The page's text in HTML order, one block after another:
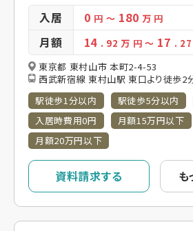
入居 0 円 ～ 180万 円
月額 14 . 92万 円 ～ 17 . 27
東京都 東村山市 本町2-4-53
西武新宿線 東村山駅 東口より徒歩2分
駅徒歩1分以内
駅徒歩5分以内
入居時費用0円
月額15万円以下
月額20万円以下
資料請求する も